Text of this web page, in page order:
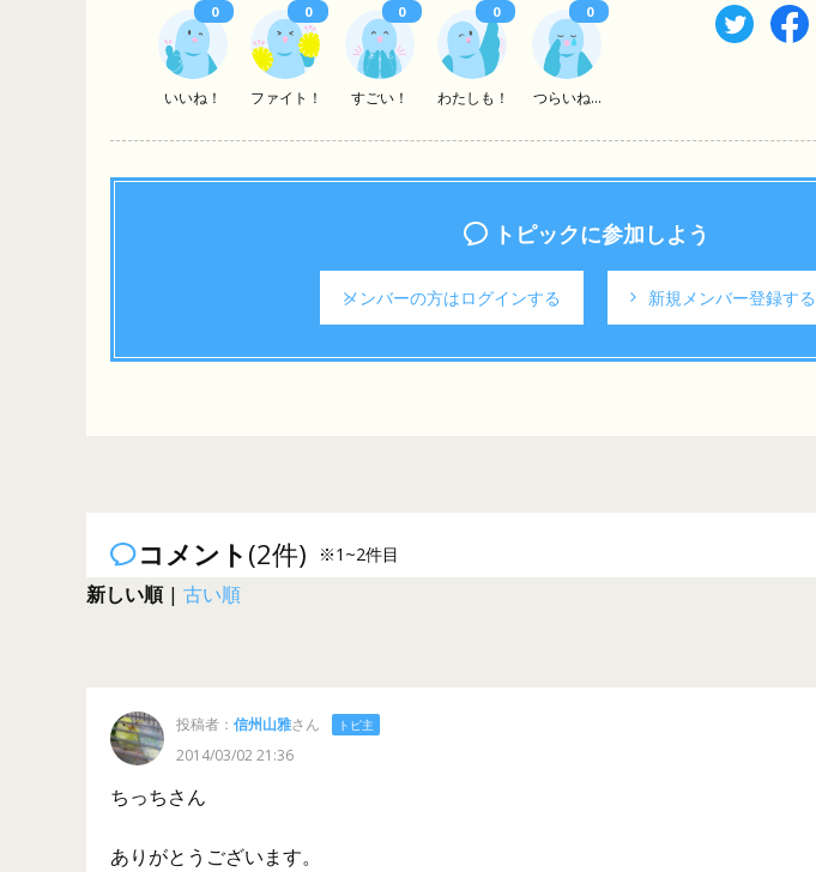
いいね！ ファイト！ すごい！ わたしも！ つらいね...
0 0 0 0 0
トピックに参加しよう
メンバーの方はログインする 新規メンバー登録する
コメント (2件) ※1~2件目
新しい順| 古い順
投稿者： 信州山雅さん トピ主
2014/03/02 21:36
ちっちさん
ありがとうございます。